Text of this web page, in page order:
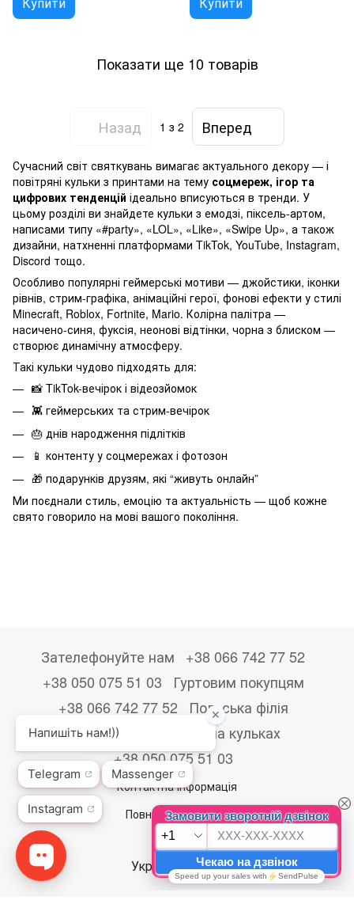
Показати ще 10 товарів
Назад 1 з 2 Вперед
Сучасний світ святкувань вимагає актуального декору — і
повітряні кульки з принтами на тему соцмереж, ігор та
цифрових тенденцій ідеально вписуються в тренди. У
цьому розділі ви знайдете кульки з емодзі, піксель-артом,
написами типу «#party», «LOL», «Like», «Swipe Up», а також
дизайни, натхненні платформами TikTok, YouTube, Instagram,
Discord тощо.
Особливо популярні геймерські мотиви — джойстики, іконки
рівнів, стрим-графіка, анімаційні герої, фонові ефекти у стилі
Minecraft, Roblox, Fortnite, Mario. Колірна палітра —
насичено-синя, фуксія, неонові відтінки, чорна з блиском —
створює динамічну атмосферу.
Такі кульки чудово підходять для:
📸 TikTok-вечірок і відеозйомок
👾 геймерських та стрим-вечірок
🎂 днів народження підлітків
📱 контенту у соцмережах і фотозон
🎁 подарунків друзям, які “живуть онлайн”
Ми поєднали стиль, емоцію та актуальність — щоб кожне
свято говорило на мові вашого покоління.
Зателефонуйте нам
+38 066 742 77 52
+38 050 075 51 03
Гуртовим покупцям
+38 066 742 77 52
Польська філія
+48533867723
Друк на кульках
+38 050 075 51 03
Контактна інформація
Повна версія сайту
© 2026
Укр Рус Eng